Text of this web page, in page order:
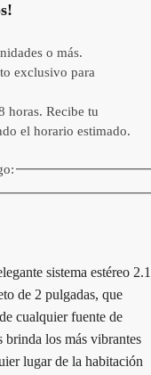
o más.
exclusivo para
horas. Recibe tu
el horario estimado.
sistema estéreo 2.1
de 2 pulgadas, que
cualquier fuente de
brinda los más vibrantes
lugar de la habitación